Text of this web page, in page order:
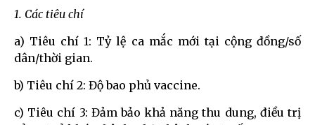
1. Các tiêu chí
a) Tiêu chí 1: Tỷ lệ ca mắc mới tại cộng đồng/số
dân/thời gian.
b) Tiêu chí 2: Độ bao phủ vaccine.
c) Tiêu chí 3: Đảm bảo khả năng thu dung, điều trị